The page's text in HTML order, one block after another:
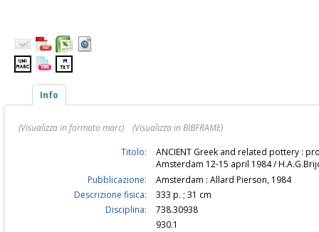
Info
(Visualizza in formato marc)
(Visualizza in BIBFRAME)
Titolo:
ANCIENT Greek and related pottery :
Amsterdam 12-15 april 1984 /
Pubblicazione:
Amsterdam : Allard Pierson, 1984
Descrizione fisica:
333 p. ; 31 cm
Disciplina:
738.30938
930.1